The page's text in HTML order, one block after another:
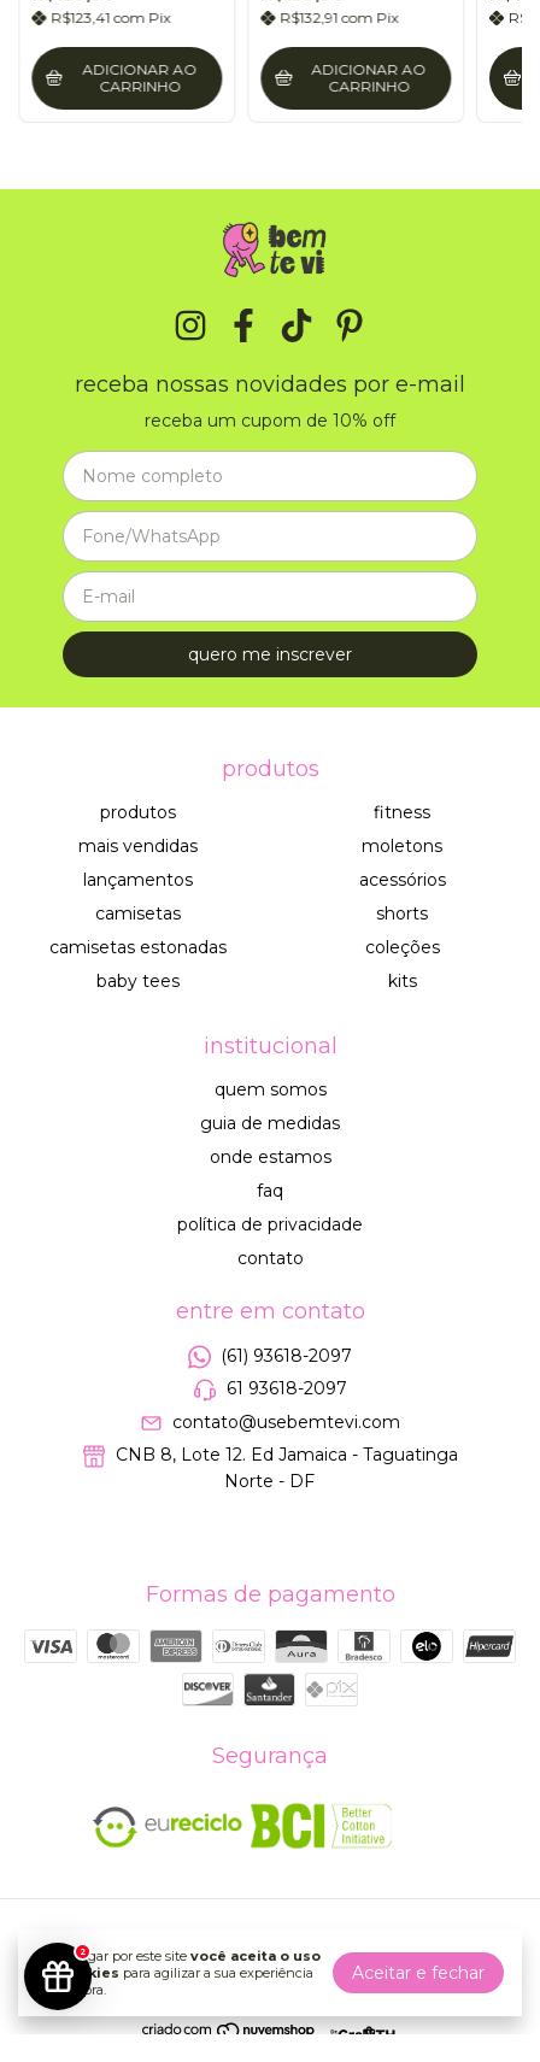
Ao navegar por este site você aceita o uso
de cookies para agilizar a sua experiência
de compra.
Aceitar e fechar
R$123,41 com Pix
ADICIONAR AO
CARRINHO
R$132,91com Pix
ADICIONAR AO
CARRINHO
receba nossas novidades por e-mail
receba um cupom de 10% off
produtos
produtos
mais vendidas
lançamentos
camisetas
camisetas estonadas
baby tees
fitness
moletons
acessórios
shorts
coleções
kits
institucional
quem somos
guia de medidas
onde estamos
faq
política de privacidade
contato
entre em contato
(61) 93618-2097
61 93618-2097
contato@usebemtevi.com
CNB 8, Lote 12. Ed Jamaica - Taguatinga
Norte - DF
Formas de pagamento
Segurança
camiseta estonada so tem no brasil
©2026. Use Bem Te Vi Vestuário e Acessórios LTDA - 27288618000155.
Todos os direitos reservados.
2